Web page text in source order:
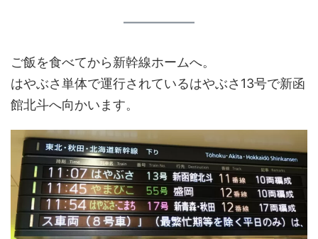
ご飯を食べてから新幹線ホームへ。
はやぶさ単体で運行されているはやぶさ13号で新函
館北斗へ向かいます。